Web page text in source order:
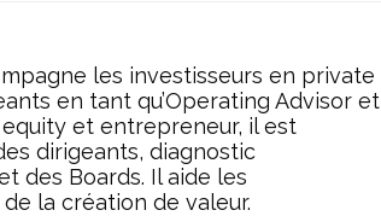
les investisseurs en private
en tant qu’Operating Advisor et
et entrepreneur, il est
dirigeants, diagnostic
des Boards. Il aide les
la création de valeur.